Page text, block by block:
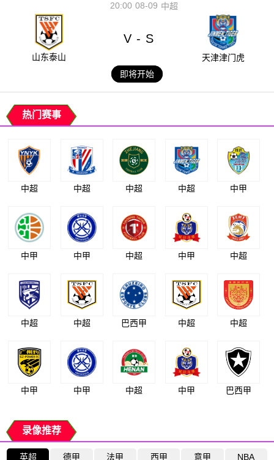
08-09
20:00 中超
山东泰山
V - S
天津津门虎
即将开始
热门赛事
中超 中超 中超 中超 中甲
中甲 中甲 中超 中甲 中超
中超 中超 巴西甲 中超 中超
中甲 中甲 中超 中甲 巴西甲
录像推荐
英超 德甲 法甲 西甲 意甲 NBA